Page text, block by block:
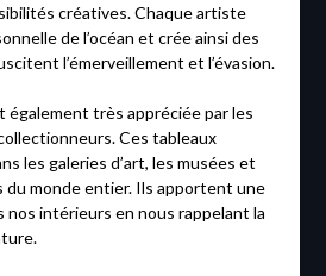
créatives. Chaque artiste
de l’océan et crée ainsi des
l’émerveillement et l’évasion.
également très appréciée par les
Ces tableaux
les galeries d’art, les musées et
du monde entier. Ils apportent une
nos intérieurs en nous rappelant la